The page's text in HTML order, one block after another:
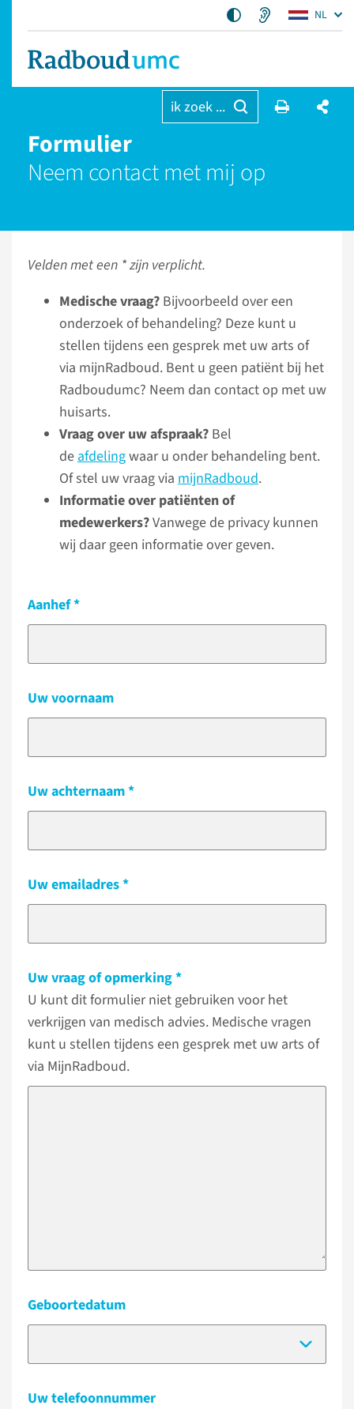
NL
ik zoek ...
Formulier
Neem contact met mij op
Velden met een * zijn verplicht.
Medische vraag? Bijvoorbeeld over een
onderzoek of behandeling? Deze kunt u
stellen tijdens een gesprek met uw arts of
via mijnRadboud. Bent u geen patiënt bij het
Radboudumc? Neem dan contact op met uw
huisarts.
Vraag over uw afspraak? Bel
deafdelingwaar u onder behandeling bent.
Of stel uw vraag via mijnRadboud.
Informatie over patiënten of
medewerkers?Vanwege de privacy kunnen
wij daar geen informatie over geven.
Aanhef
Uw voornaam
Uw achternaam
Uw emailadres
Uw vraag of opmerking
U kunt dit formulier niet gebruiken voor het
verkrijgen van medisch advies. Medische vragen
kunt u stellen tijdens een gesprek met uw arts of
via MijnRadboud.
Geboortedatum
Uw telefoonnummer